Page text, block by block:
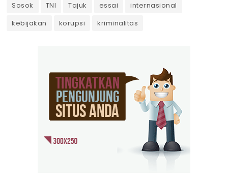
Sosok
TNI Tajuk essai
internasional
kebijakan
korupsi kriminalitas